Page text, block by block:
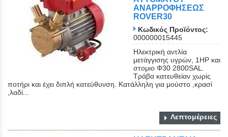
ΑΝΑΡΡΟΦΗΣΕΩΣ
ROVER30
Κωδικός Προϊόντος:
000000015445
Ηλεκτρική αντλία
μετάγγισης υγρών, 1ΗΡ και
στομιο Φ30 2800SAL.
Τράβα κατευθείαν χωρίς
ποτήρι και έχει διπλή κατεύθυνση. Κατάλληλη για μούστο ,κρασί
,λαδί...
Λεπτομέρειες